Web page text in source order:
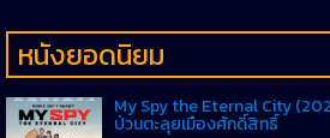
หนังยอดนิยม
My Spy the Eternal City
ป่วนตะลุยเมืองศักดิ์สิทธิ์